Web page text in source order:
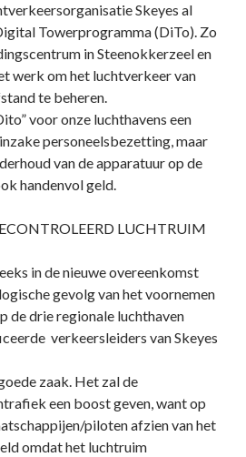
Skeyes al
Towerprogramma (DiTo). Zo
in Steenokkerzeel en
werk om het luchtverkeer van
te beheren.
voor onze luchthavens een
personeelsbezetting, maar
van de apparatuur op de
handenvol geld.
LUCHTRUIM
in de nieuwe overeenkomst
gevolg van het voornemen
de drie regionale luchthaven
verkeersleiders van Skeyes
zaak. Het zal de
een boost geven, want op
piloten afzien van het
omdat het luchtruim